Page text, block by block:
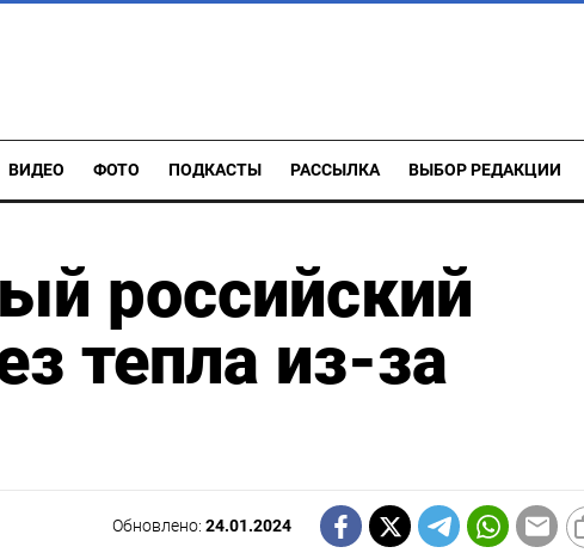
ВИДЕО ФОТО ПОДКАСТЫ РАССЫЛКА ВЫБОР РЕДАКЦИИ
российский
тепла из-за
Обновлено:24.01.2024